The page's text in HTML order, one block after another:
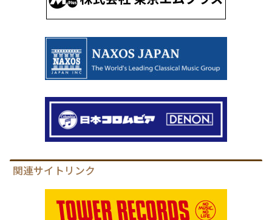
関連サイトリンク